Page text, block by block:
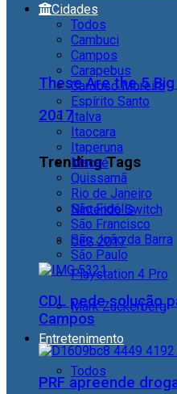
These Are the 5
2017
Trending Tags
Nintendo Switch
CES 2017
Playstation 4 Pro
Mark Zuckerberg
Entretenimento
Todos
Cidades
Todos
Cambuci
Campos
Carapebus
Cardoso Moreira
Espírito Santo
Italva
Itaocara
Itaperuna
Macaé
Quissamã
Rio de Janeiro
São Fidélis
São Francisco
São João da Barra
São Paulo
CDL pede solução
Campos
PRF apreende